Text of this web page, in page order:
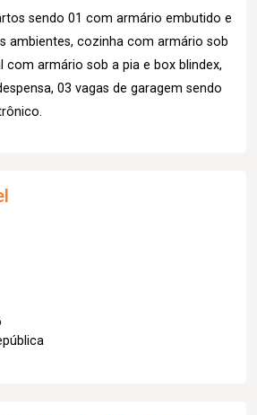
sendo 01 com armário embutido e
ambientes, cozinha com armário sob
com armário sob a pia e box blindex,
03 vagas de garagem sendo